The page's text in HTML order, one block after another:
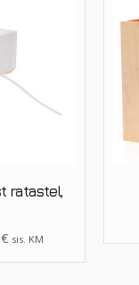
ratastel,
€ sis. KM